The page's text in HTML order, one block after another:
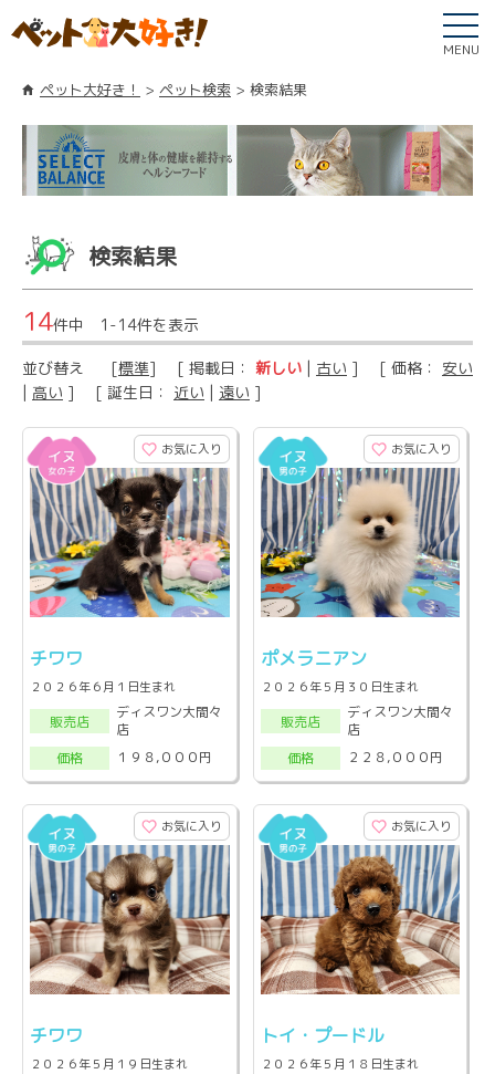
MENU
ペット大好き！ ペット検索 検索結果
検索結果
14件中 1-14件を表示
並び替え [標準] [ 掲載日： 新しい | 古い ] [ 価格： 安い
| 高い ] [ 誕生日： 近い | 遠い ]
お気に入り
チワワ
２０２６年６月１日生まれ
販売店
ディスワン大間々
店
価格
１９８,０００円
お気に入り
ポメラニアン
２０２６年５月３０日生まれ
販売店
ディスワン大間々
店
価格
２２８,０００円
お気に入り
チワワ
２０２６年５月１９日生まれ
お気に入り
トイ・プードル
２０２６年５月１８日生まれ